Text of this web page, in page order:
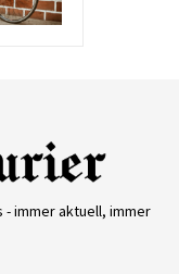
- immer aktuell, immer